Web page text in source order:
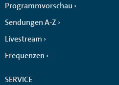
Programmvorschau
Sendungen A-Z
Livestream
Frequenzen
SERVICE